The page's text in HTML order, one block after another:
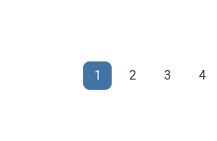
1 2 3 4